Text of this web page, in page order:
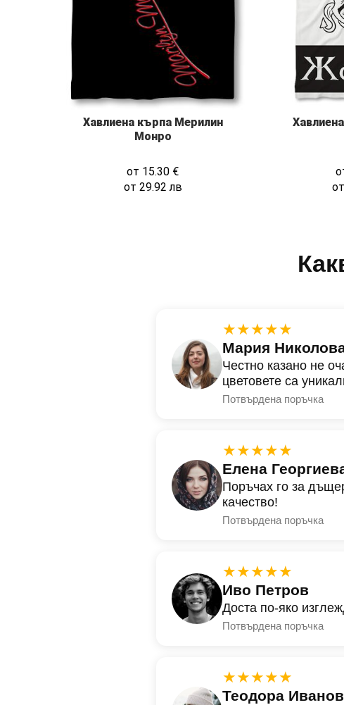
Хавлиена кърпа Мерилин
Монро
от 15.30 €
от 29.92лв
★★★★★
Мария
Честно казано не
цветовете са
Потвърдена поръчка
★★★★★
Елена
Поръчах го за
качество!
Потвърдена поръчка
★★★★★
Иво Петров
Доста по-яко
Потвърдена поръчка
★★★★★
Теодора